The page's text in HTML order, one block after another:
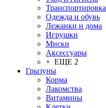
Транспортировка
Одежда и обувь
Лежанки и дома
Игрушки
Миски
Аксессуары
+ ЕЩЕ 2
Грызуны
Корма
Лакомства
Витамины